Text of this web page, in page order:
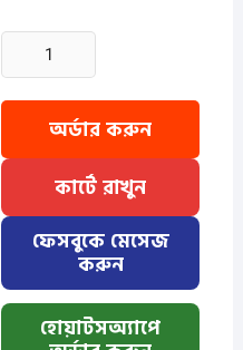
1
Pcs
Denim
Full
Shirt-
Navy
quantity
কার্টে রাখুন
অর্ডার করুন
ফেসবুকে মেসেজ
করুন
হোয়াটসঅ্যাপে